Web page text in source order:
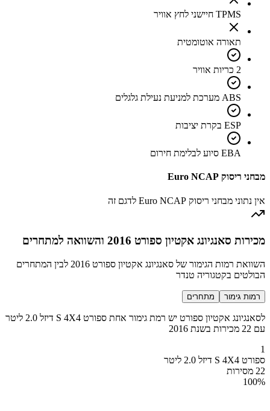
TPMS חיישני לחץ אוויר
תאורה אוטומטית
2 כריות אוויר
ABS מערכת למניעת נעילת גלגלים
ESP בקרת יציבות
EBA סיוע לבלימת חירום
מבחני ריסוק Euro NCAP
אין נתוני מבחני ריסוק Euro NCAP לדגם זה
מכירות סאנגיונג אקטיון ספורט 2016 והשוואה למתחרים
השוואת רמות הגימור של סאנגיונג אקטיון ספורט 2016 לבין המתחרים
הבולטים בקטגוריה טנדר
רמות גימור מתחרים
לסאנגיונג אקטיון ספורט יש רמת גימור אחת ספורט S 4X4 דיזל 2.0 ליטר
עם 22 מכירות בשנת 2016
1
ספורט S 4X4 דיזל 2.0 ליטר
22 מסירות
100%